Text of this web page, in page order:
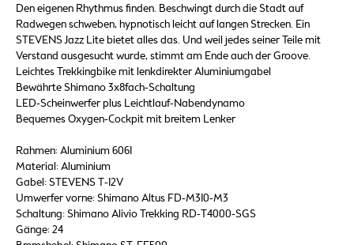
Den eigenen Rhythmus finden. Beschwingt durch die Stadt auf
Radwegen schweben, hypnotisch leicht auf langen Strecken. Ein
STEVENS Jazz Lite bietet alles das. Und weil jedes seiner Teile mit
Verstand ausgesucht wurde, stimmt am Ende auch der Groove.
Leichtes Trekkingbike mit lenkdirekter Aluminiumgabel
Bewährte Shimano 3x8fach-Schaltung
LED-Scheinwerfer plus Leichtlauf-Nabendynamo
Bequemes Oxygen-Cockpit mit breitem Lenker
Rahmen: Aluminium 6061
Material: Aluminium
Gabel: STEVENS T-12V
Umwerfer vorne: Shimano Altus FD-M310-M3
Schaltung: Shimano Alivio Trekking RD-T4000-SGS
Gänge: 24